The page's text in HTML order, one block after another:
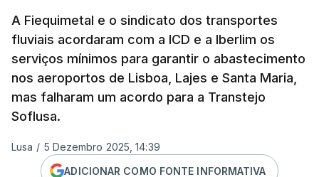
A Fiequimetal e o sindicato dos transportes
fluviais acordaram com a ICD e a Iberlim os
serviços mínimos para garantir o abastecimento
nos aeroportos de Lisboa, Lajes e Santa Maria,
mas falharam um acordo para a Transtejo
Soflusa.
Lusa / 5 Dezembro 2025, 14:39
ADICIONAR COMO FONTE INFORMATIVA